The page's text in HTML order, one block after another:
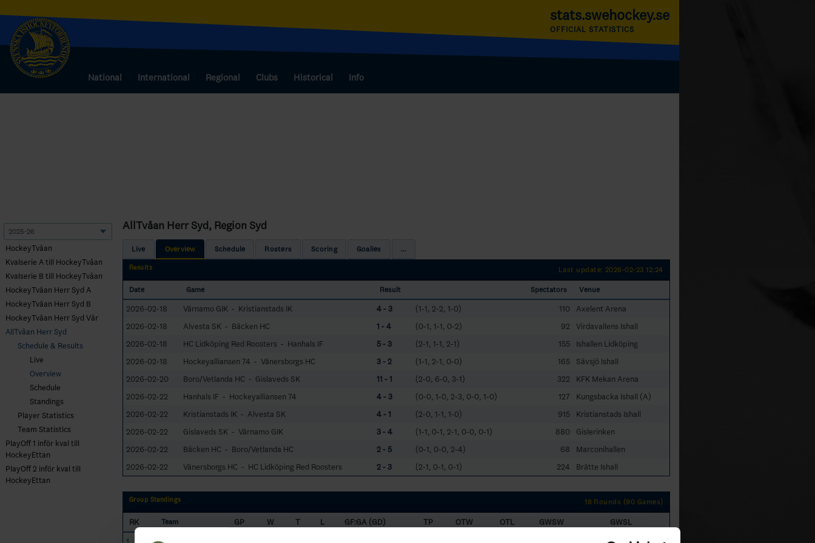
National International Regional Clubs Historical Info
stats.swehockey.se
OFFICIAL STATISTICS
HockeyTvåan
Kvalserie A till HockeyTvåan
Kvalserie B till HockeyTvåan
HockeyTvåan Herr Syd A
HockeyTvåan Herr Syd B
HockeyTvåan Herr Syd Vår
AllTvåan Herr Syd
Schedule & Results
Live
Overview
Schedule
Standings
Player Statistics
Team Statistics
PlayOff 1 inför kval till
HockeyEttan
PlayOff 2 inför kval till
HockeyEttan
AllTvåan Herr Syd, Region Syd
Live Overview Schedule Rosters Scoring Goalies ...
Results Last update: 2026-02-23 12:24
Date Game Result Spectators Venue
2026-02-18 Värnamo GIK - Kristianstads IK 4 - 3 (1-1, 2-2, 1-0) 110
Axelent Arena
2026-02-18
Alvesta SK - Bäcken HC 1 - 4 (0-1, 1-1, 0-2) 92
Virdavallens Ishall
2026-02-18
HC Lidköping Red Roosters - Hanhals IF 5 - 3 (2-1, 1-1, 2-1) 155
Ishallen Lidköping
2026-02-18
Hockeyalliansen 74 - Vänersborgs HC 3 - 2 (1-1, 2-1, 0-0) 165
Sävsjö Ishall
2026-02-20
Boro/Vetlanda HC - Gislaveds SK 11 - 1 (2-0, 6-0, 3-1) 322
KFK Mekan Arena
2026-02-22
Hanhals IF - Hockeyalliansen 74 4 - 3 (0-0, 1-0, 2-3, 0-0, 1-0) 127
Kungsbacka Ishall (A)
2026-02-22
Kristianstads IK - Alvesta SK 4 - 1 (2-0, 1-1, 1-0) 915
Kristianstads Ishall
2026-02-22
Gislaveds SK - Värnamo GIK 3 - 4 (1-1, 0-1, 2-1, 0-0, 0-1) 880
Gislerinken
2026-02-22
Bäcken HC - Boro/Vetlanda HC 2 - 5 (0-1, 0-0, 2-4) 68
Marconihallen
2026-02-22
Vänersborgs HC - HC Lidköping Red Roosters 2 - 3 (2-1, 0-1, 0-1) 224 Brätte Ishall
Group Standings 18 Rounds (90 Games)
RK Team GP W T L GF:GA (GD) TP OTW OTL GWSW
GWSL